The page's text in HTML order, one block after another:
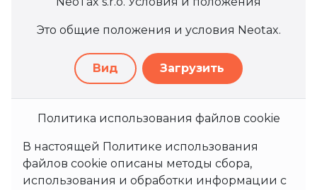
Это общие положения и условия Neotax.
Вид Загрузить
Политика использования файлов cookie
В настоящей Политике использования
файлов cookie описаны методы сбора,
использования и обработки информации с